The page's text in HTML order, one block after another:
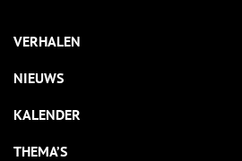
VERHALEN
NIEUWS
KALENDER
THEMA’S